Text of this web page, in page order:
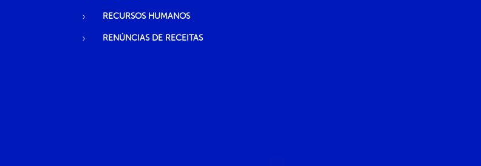
RECURSOS HUMANOS
RENÚNCIAS DE RECEITAS